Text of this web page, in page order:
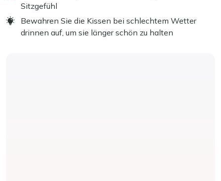
Sitzgefühl
Bewahren Sie die Kissen bei schlechtem Wetter
drinnen auf, um sie länger schön zu halten